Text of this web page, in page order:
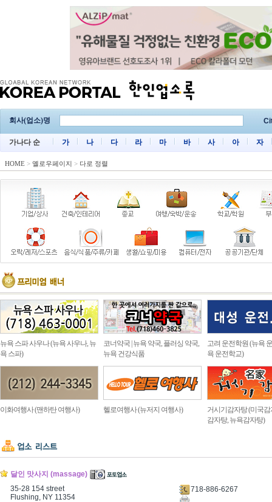
회사(업소)명
가나다 순 가 나 다 라 마 바 사 아 자
HOME > 옐로우페이지 > 다로 정렬
뉴욕 스파 사우나 (뉴욕 사우나, 뉴
욕 스파)
코너약국 | 뉴욕 약국, 플러싱 약국,
뉴욕 건강식품
고려 운전학원 (뉴욕
욕 운전학교)
이화여행사 (맨하탄 여행사) 헬로여행사 (뉴저지 여행사)
거시기감자탕 (미국감
감자탕, 뉴욕감자탕)
달인 맛사지 (massage)
35-28 154 street
Flushing, NY 11354
718-886-6267